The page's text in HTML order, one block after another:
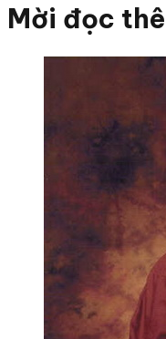
Mời đọc